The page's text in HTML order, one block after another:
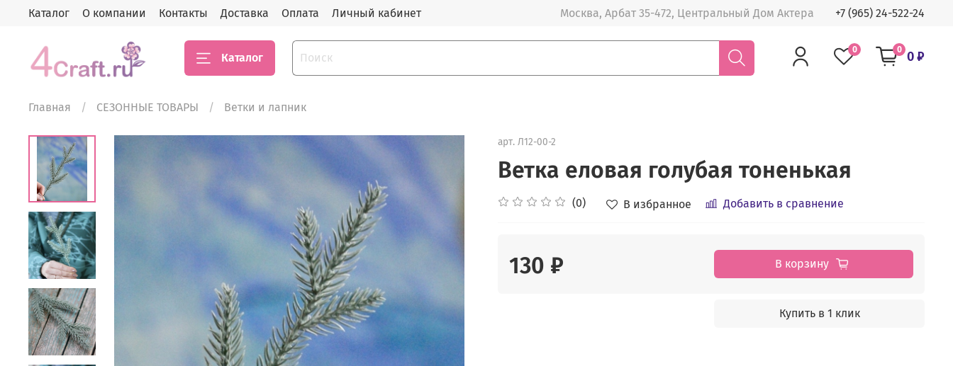
Каталог О компании Контакты Доставка Оплата Личный кабинет Москва, Арбат 35-472, Центральный Дом Актера +7 (965) 24-522-24
Каталог
0 0 0 ₽
Главная СЕЗОННЫЕ ТОВАРЫ Ветки и лапник
арт. Л12-00-2
Ветка еловая голубая тоненькая
(0) В избранное Добавить в сравнение
130 ₽ В корзину
Купить в 1 клик